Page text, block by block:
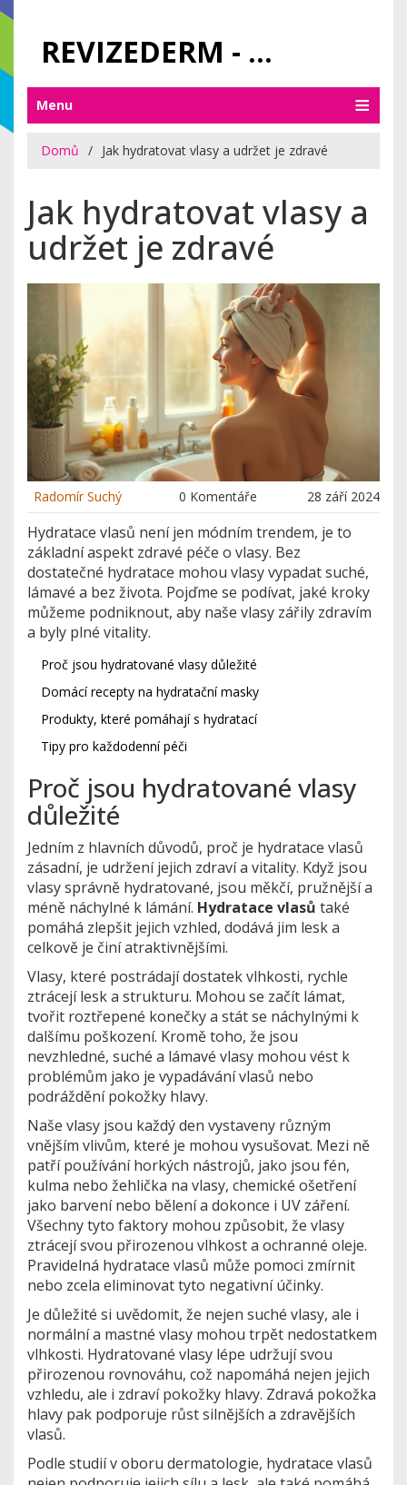
REVIZEDERM - PÉČE O KŮŽI A KOSMETIKA
Menu
Domů Jak hydratovat vlasy a udržet je zdravé
Jak hydratovat vlasy a
udržet je zdravé
Radomír Suchý 0 Komentáře 28 září 2024
Hydratace vlasů není jen módním trendem, je to
základní aspekt zdravé péče o vlasy. Bez
dostatečné hydratace mohou vlasy vypadat suché,
lámavé a bez života. Pojďme se podívat, jaké kroky
můžeme podniknout, aby naše vlasy zářily zdravím
a byly plné vitality.
Proč jsou hydratované vlasy důležité
Domácí recepty na hydratační masky
Produkty, které pomáhají s hydratací
Tipy pro každodenní péči
Proč jsou hydratované vlasy
důležité
Jedním z hlavních důvodů, proč je hydratace vlasů
zásadní, je udržení jejich zdraví a vitality. Když jsou
vlasy správně hydratované, jsou měkčí, pružnější a
méně náchylné k lámání. Hydratace vlasů také
pomáhá zlepšit jejich vzhled, dodává jim lesk a
celkově je činí atraktivnějšími.
Vlasy, které postrádají dostatek vlhkosti, rychle
ztrácejí lesk a strukturu. Mohou se začít lámat,
tvořit roztřepené konečky a stát se náchylnými k
dalšímu poškození. Kromě toho, že jsou
nevzhledné, suché a lámavé vlasy mohou vést k
problémům jako je vypadávání vlasů nebo
podráždění pokožky hlavy.
Naše vlasy jsou každý den vystaveny různým
vnějším vlivům, které je mohou vysušovat. Mezi ně
patří používání horkých nástrojů, jako jsou fén,
kulma nebo žehlička na vlasy, chemické ošetření
jako barvení nebo bělení a dokonce i UV záření.
Všechny tyto faktory mohou způsobit, že vlasy
ztrácejí svou přirozenou vlhkost a ochranné oleje.
Pravidelná hydratace vlasů může pomoci zmírnit
nebo zcela eliminovat tyto negativní účinky.
Je důležité si uvědomit, že nejen suché vlasy, ale i
normální a mastné vlasy mohou trpět nedostatkem
vlhkosti. Hydratované vlasy lépe udržují svou
přirozenou rovnováhu, což napomáhá nejen jejich
vzhledu, ale i zdraví pokožky hlavy. Zdravá pokožka
hlavy pak podporuje růst silnějších a zdravějších
vlasů.
Podle studií v oboru dermatologie, hydratace vlasů